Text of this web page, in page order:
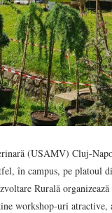
(USAMV) Cluj-
în campus, pe platoul
Rurală
workshop-uri